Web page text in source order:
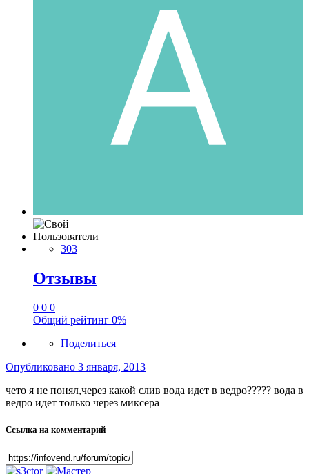
Пользователи
303
Отзывы
0 0 0
Общий рейтинг 0%
Поделиться
Опубликовано 3 января, 2013
чето я не понял,через какой слив вода идет в ведро????? вода в
ведро идет только через миксера
Ссылка на комментарий